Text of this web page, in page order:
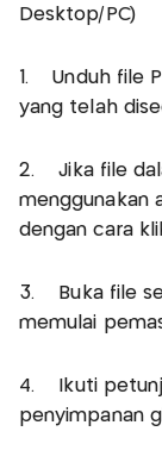
Desktop/PC)
1. Unduh file
yang telah
2. Jika file
menggunakan
dengan cara
3. Buka file
memulai
4. Ikuti
penyimpanan